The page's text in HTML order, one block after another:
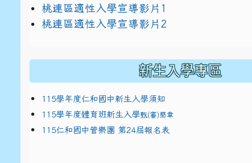
link to https://docs.google.com/
桃連區適性入學宣導影片1
link to https://docs.google.com/
桃連區適性入學宣導影片2
新生入學專區
115學年度仁和國中新生入學須知
115學年度體育班新生入學甄(審)簡章
115仁和國中管樂團 第24屆報名表